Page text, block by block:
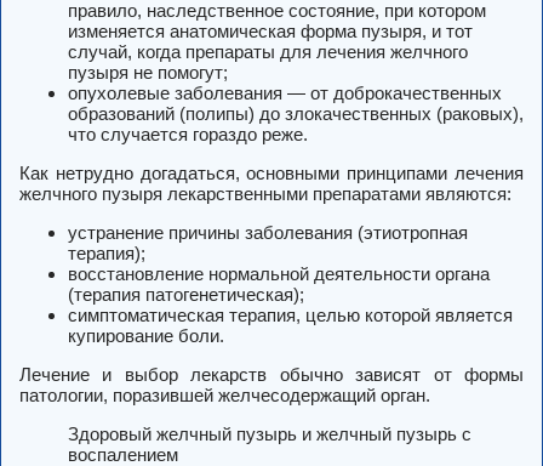
правило, наследственное состояние, при котором
изменяется анатомическая форма пузыря, и тот
случай, когда препараты для лечения желчного
пузыря не помогут;
опухолевые заболевания — от доброкачественных
образований (полипы) до злокачественных (раковых),
что случается гораздо реже.
Как нетрудно догадаться, основными принципами лечения
желчного пузыря лекарственными препаратами являются:
устранение причины заболевания (этиотропная
терапия);
восстановление нормальной деятельности органа
(терапия патогенетическая);
симптоматическая терапия, целью которой является
купирование боли.
Лечение и выбор лекарств обычно зависят от формы
патологии, поразившей желчесодержащий орган.
Здоровый желчный пузырь и желчный пузырь с
воспалением